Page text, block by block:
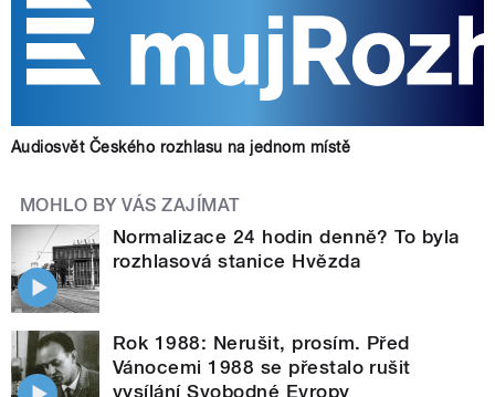
Audiosvět Českého rozhlasu na jednom místě
MOHLO BY VÁS ZAJÍMAT
Normalizace 24 hodin denně? To byla
rozhlasová stanice Hvězda
Rok 1988: Nerušit, prosím. Před
Vánocemi 1988 se přestalo rušit
vysílání Svobodné Evropy